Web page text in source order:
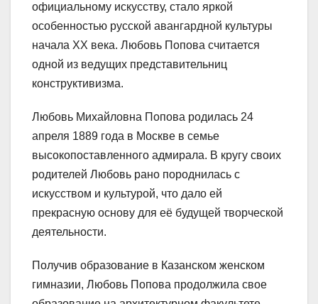
официальному искусству, стало яркой
особенностью русской авангардной культуры
начала XX века. Любовь Попова считается
одной из ведущих представительниц
конструктивизма.
Любовь Михайловна Попова родилась 24
апреля 1889 года в Москве в семье
высокопоставленного адмирала. В кругу своих
родителей Любовь рано породнилась с
искусством и культурой, что дало ей
прекрасную основу для её будущей творческой
деятельности.
Получив образование в Казанском женском
гимназии, Любовь Попова продолжила свое